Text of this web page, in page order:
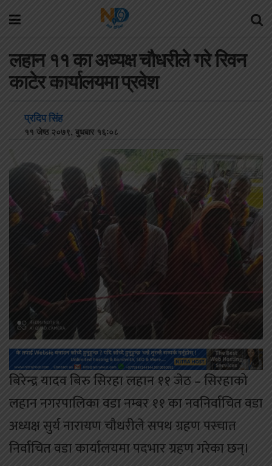
लहान ११ का अध्यक्ष चौधरीले गरे रिवन
काटेर कार्यालयमा प्रवेश
प्रदिप सिंह
११ जेष्ठ २०७९, बुधबार १६:०८
बिरेन्द्र यादव बिरु सिरहा लहान ११ जेठ – सिरहाको
लहान नगरपालिका वडा नम्बर ११ का नवनिर्वाचित वडा
अध्यक्ष सुर्य नारायण चौधरीले सपथ ग्रहण पस्चात
निर्वाचित वडा कार्यालयमा पदभार ग्रहण गरेका छन्।